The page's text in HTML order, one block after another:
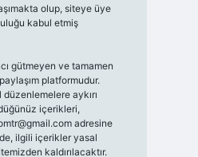
olup, siteye üye
kabul etmiş
gütmeyen ve tamamen
platformudur.
aykırı
içerikleri,
adresine
ilgili içerikler yasal
kaldırılacaktır.